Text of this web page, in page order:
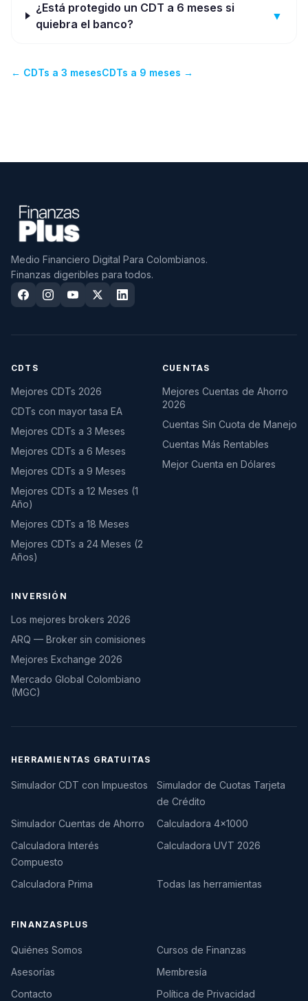
¿Está protegido un CDT a 6 meses si
quiebra el banco?
▼
← CDTs a 3 mesesCDTs a 9 meses →
Medio Financiero Digital Para Colombianos.
Finanzas digeribles para todos.
CDTS
Mejores CDTs 2026
CDTs con mayor tasa EA
Mejores CDTs a 3 Meses
Mejores CDTs a 6 Meses
Mejores CDTs a 9 Meses
Mejores CDTs a 12 Meses (1
Año)
Mejores CDTs a 18 Meses
Mejores CDTs a 24 Meses (2
Años)
CUENTAS
Mejores Cuentas de Ahorro
2026
Cuentas Sin Cuota de Manejo
Cuentas Más Rentables
Mejor Cuenta en Dólares
INVERSIÓN
Los mejores brokers 2026
ARQ — Broker sin comisiones
Mejores Exchange 2026
Mercado Global Colombiano
(MGC)
HERRAMIENTAS GRATUITAS
Simulador CDT con Impuestos
Simulador de Cuotas Tarjeta
de Crédito
Simulador Cuentas de Ahorro
Calculadora 4×1000
Calculadora Interés
Compuesto
Calculadora UVT 2026
Calculadora Prima Todas las herramientas
FINANZASPLUS
Quiénes Somos
Cursos de Finanzas
Asesorías
Membresía
Contacto
Política de Privacidad